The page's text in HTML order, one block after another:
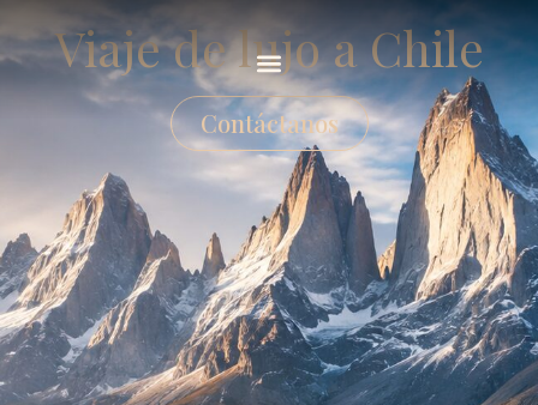
Viaje de lujo a Chile
Contáctanos